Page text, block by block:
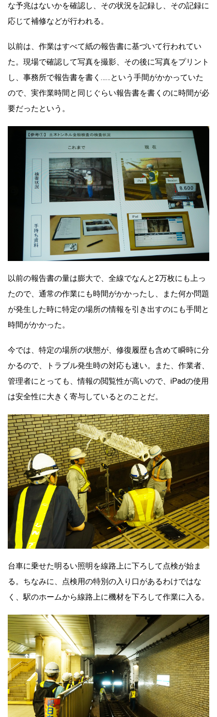
な予兆はないかを確認し、その状況を記録し、その記録に
応じて補修などが行われる。
以前は、作業はすべて紙の報告書に基づいて行われてい
た。現場で確認して写真を撮影、その後に写真をプリント
し、事務所で報告書を書く……という手間がかかっていた
ので、実作業時間と同じぐらい報告書を書くのに時間が必
要だったという。
以前の報告書の量は膨大で、全線でなんと2万枚にも上っ
たので、通常の作業にも時間がかかったし、また何か問題
が発生した時に特定の場所の情報を引き出すのにも手間と
時間がかかった。
今では、特定の場所の状態が、修復履歴も含めて瞬時に分
かるので、トラブル発生時の対応も速い。また、作業者、
管理者にとっても、情報の閲覧性が高いので、iPadの使用
は安全性に大きく寄与しているとのことだ。
台車に乗せた明るい照明を線路上に下ろして点検が始ま
る。ちなみに、点検用の特別の入り口があるわけではな
く、駅のホームから線路上に機材を下ろして作業に入る。